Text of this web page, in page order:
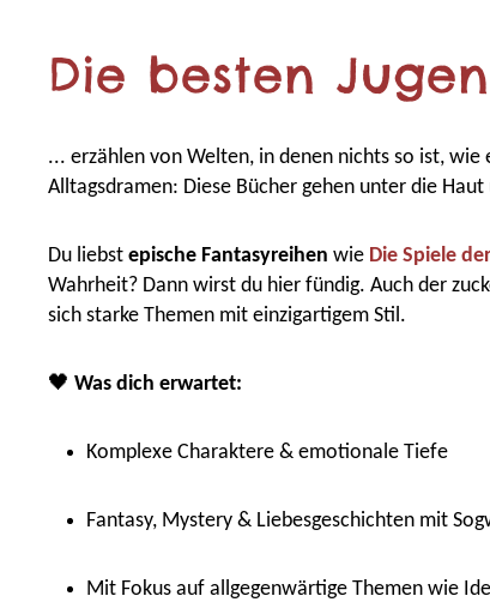
Die besten
... erzählen von Welten, in denen nichts so ist,
Alltagsdramen: Diese Bücher gehen unter die
Du liebst epische Fantasyreihen wie Die Spiele
Wahrheit? Dann wirst du hier fündig. Auch der
sich starke Themen mit einzigartigem Stil.
🖤 Was dich erwartet:
Komplexe Charaktere & emotionale Tiefe
Fantasy, Mystery & Liebesgeschichten mit
Mit Fokus auf allgegenwärtige Themen wie